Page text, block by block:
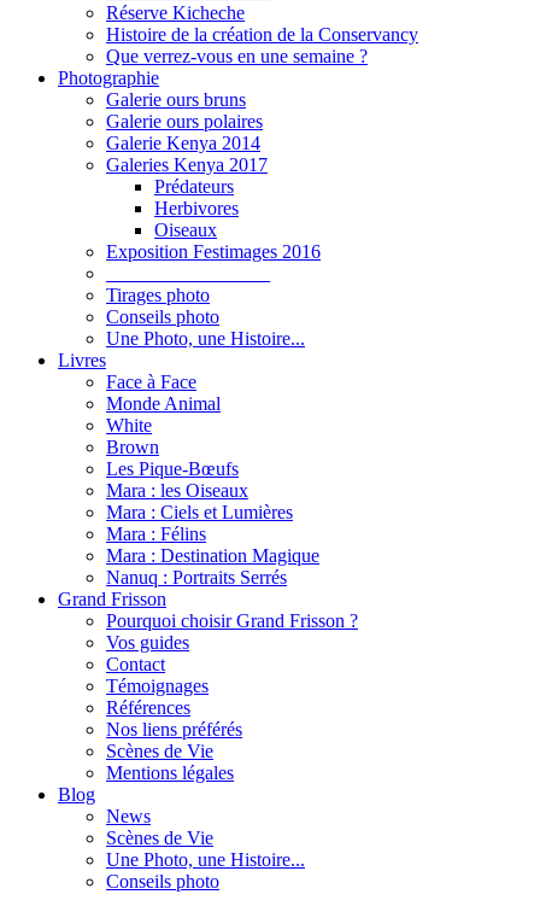
Réserve Kicheche
Histoire de la création de la Conservancy
Que verrez-vous en une semaine ?
Photographie
Galerie ours bruns
Galerie ours polaires
Galerie Kenya 2014
Galeries Kenya 2017
Prédateurs
Herbivores
Oiseaux
Exposition Festimages 2016
Tirages photo
Conseils photo
Une Photo, une Histoire...
Livres
Face à Face
Monde Animal
White
Brown
Les Pique-Bœufs
Mara : les Oiseaux
Mara : Ciels et Lumières
Mara : Félins
Mara : Destination Magique
Nanuq : Portraits Serrés
Grand Frisson
Pourquoi choisir Grand Frisson ?
Vos guides
Contact
Témoignages
Références
Nos liens préférés
Scènes de Vie
Mentions légales
Blog
News
Scènes de Vie
Une Photo, une Histoire...
Conseils photo